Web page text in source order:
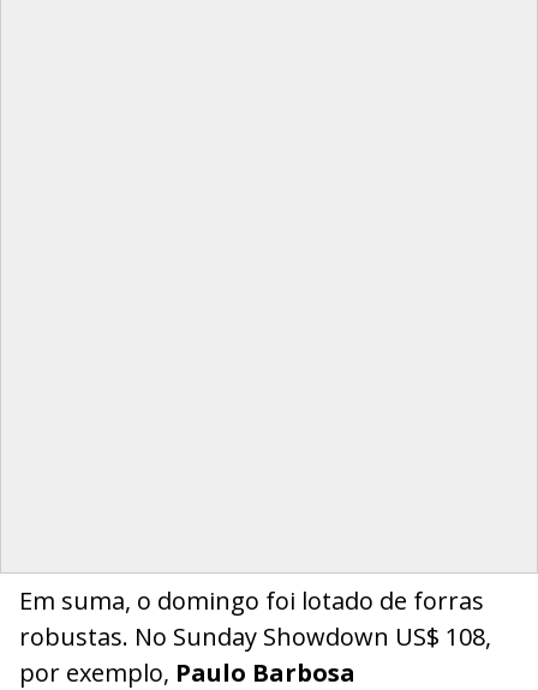
Em suma, o domingo foi lotado de forras
robustas. No Sunday Showdown US$ 108,
por exemplo, Paulo Barbosa